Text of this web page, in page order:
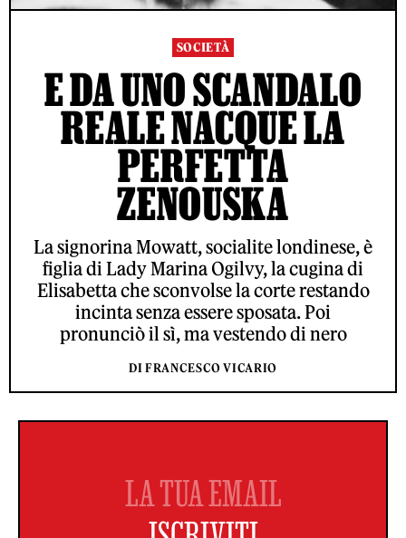
SOCIETÀ
E DA UNO SCANDALO
REALE NACQUE LA
PERFETTA
ZENOUSKA
La signorina Mowatt, socialite londinese, è
figlia di Lady Marina Ogilvy, la cugina di
Elisabetta che sconvolse la corte restando
incinta senza essere sposata. Poi
pronunciò il sì, ma vestendo di nero
DI FRANCESCO VICARIO